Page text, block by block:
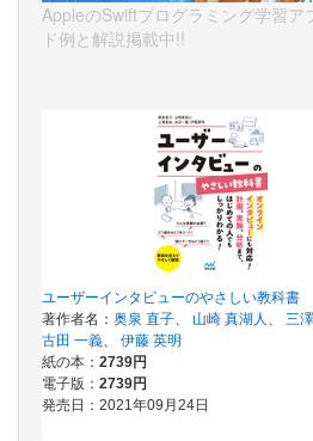
AppleのSwiftプログラミング学習ア
ド例と解説掲載中!!